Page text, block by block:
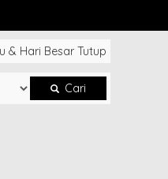
& Hari Besar Tutup
Cari